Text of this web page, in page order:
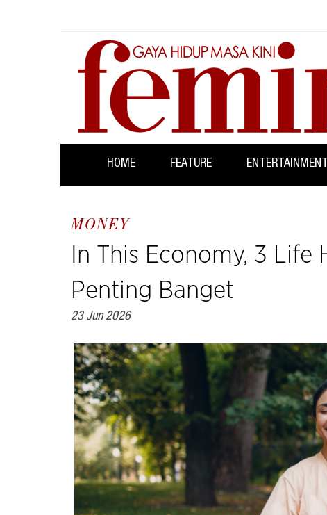
HOME FEATURE ENTERTAINMENT
MONEY
In This Economy, 3 Life
Penting Banget
23 Jun 2026